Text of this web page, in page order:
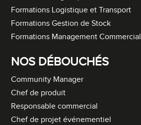
Formations Logistique et Transport
Formations Gestion de Stock
Formations Management Commercial
NOS DÉBOUCHÉS
Community Manager
Chef de produit
Responsable commercial
Chef de projet événementiel